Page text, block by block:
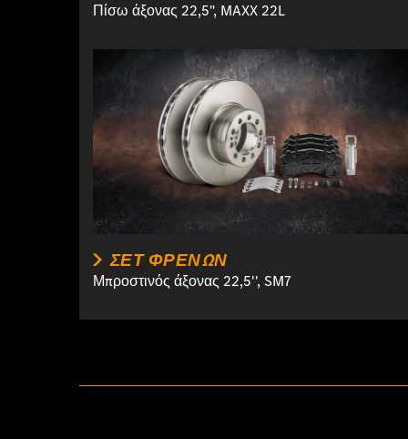
Πίσω άξονας 22,5", MAXX 22L
ΣΕΤ ΦΡΈΝΩΝ
Μπροστινός άξονας 22,5'', SM7